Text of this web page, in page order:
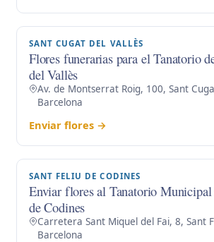
SANT CUGAT DEL VALLÈS
Flores funerarias para el Tanatorio
del Vallès
Av. de Montserrat Roig, 100, Sant
Barcelona
Enviar flores →
SANT FELIU DE CODINES
Enviar flores al Tanatorio Municipal
de Codines
Carretera Sant Miquel del Fai, 8, Sant
Barcelona